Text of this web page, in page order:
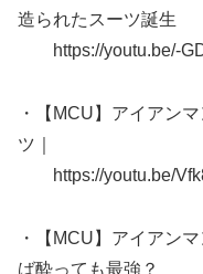
造られたスーツ誕生
https://youtu.be/-
・【MCU】アイアン
ツ｜
https://youtu.be/
・【MCU】アイアン
ば酔っても最強？